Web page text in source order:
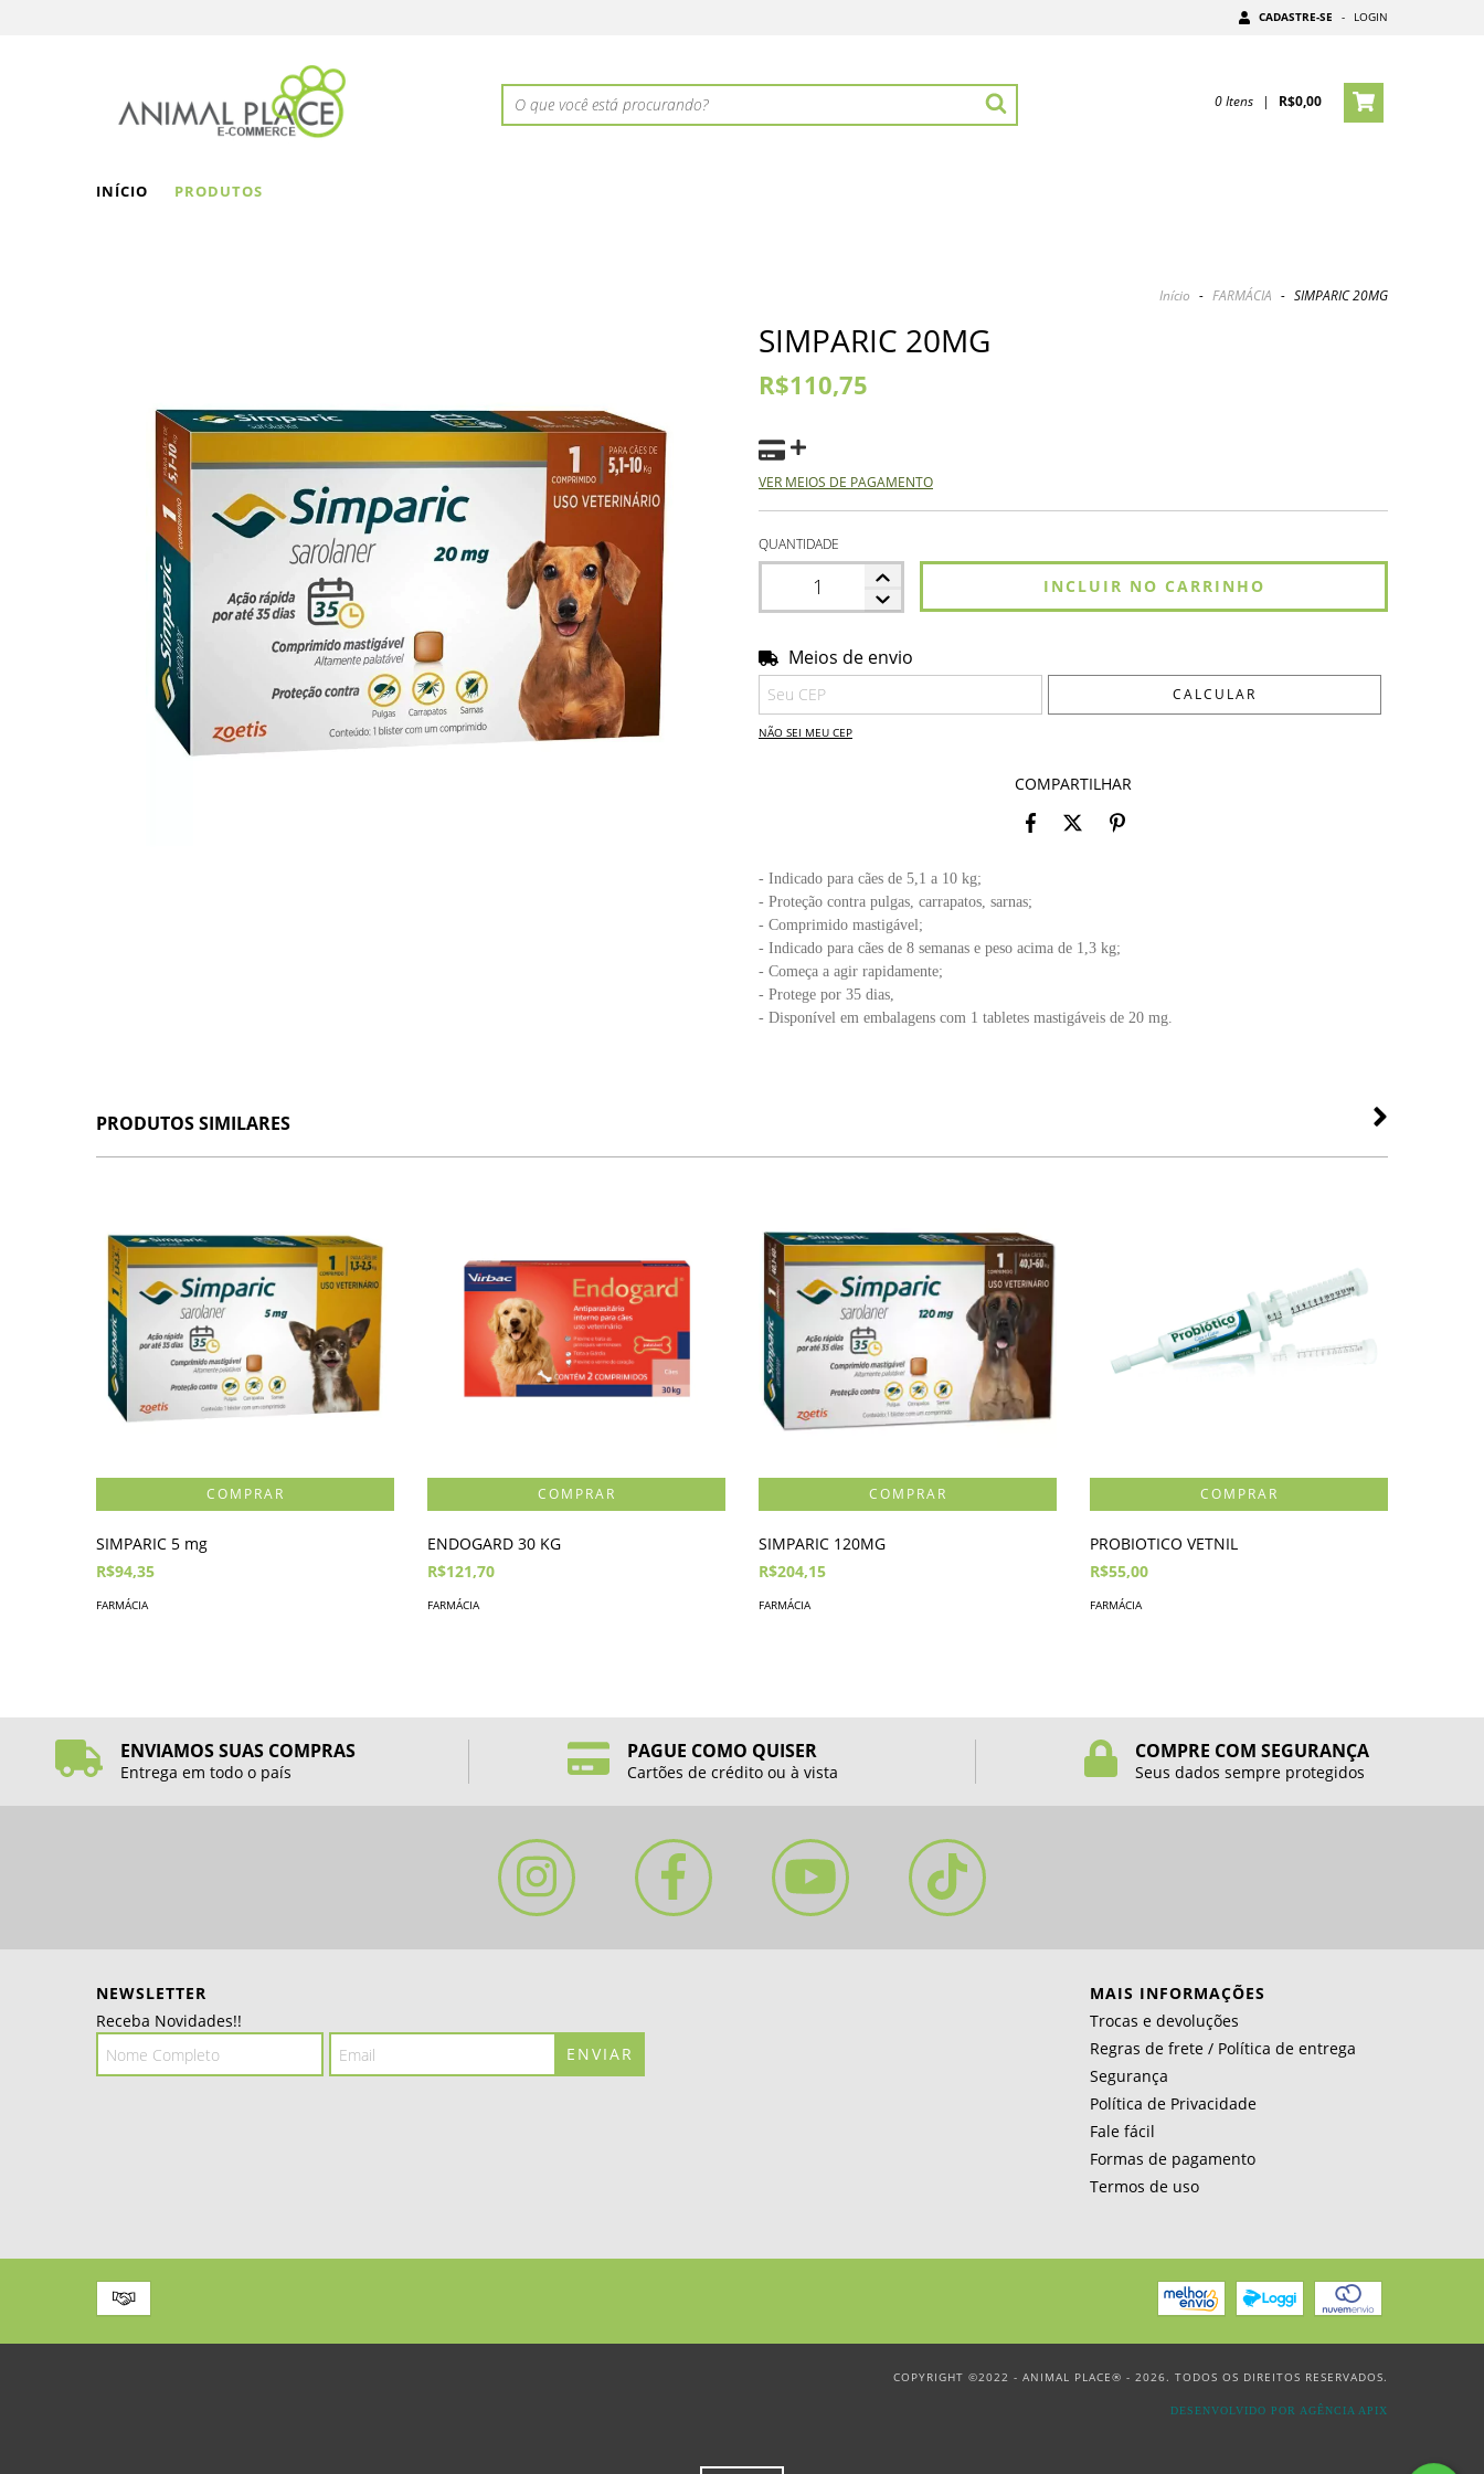
CADASTRE-SE - LOGIN
0Itens | R$0,00
INÍCIO PRODUTOS
Início - FARMÁCIA - SIMPARIC 20MG
SIMPARIC 20MG
R$110,75
VER MEIOS DE PAGAMENTO
QUANTIDADE
Entregas para o CEP:
Meios de envio
CALCULAR
NÃO SEI MEU CEP
COMPARTILHAR
- Indicado para cães de 5,1 a 10 kg;
- Proteção contra pulgas, carrapatos, sarnas;
- Comprimido mastigável;
- Indicado para cães de 8 semanas e peso acima de 1,3 kg;
- Começa a agir rapidamente;
- Protege por 35 dias,
- Disponível em embalagens com 1 tabletes mastigáveis de 20 mg.
PRODUTOS SIMILARES
SIMPARIC 5 mg
R$94,35
FARMÁCIA
ENDOGARD 30 KG
R$121,70
FARMÁCIA
SIMPARIC 120MG
R$204,15
FARMÁCIA
PROBIOTICO VETNIL
R$55,00
FARMÁCIA
ENVIAMOS SUAS COMPRAS
Entrega em todo o país
PAGUE COMO QUISER
Cartões de crédito ou à vista
COMPRE COM SEGURANÇA
Seus dados sempre protegidos
NEWSLETTER
Receba Novidades!!
MAIS INFORMAÇÕES
Trocas e devoluções
Regras de frete / Política de entrega
Segurança
Política de Privacidade
Fale fácil
Formas de pagamento
Termos de uso
COPYRIGHT ©2022 - ANIMAL PLACE® - 2026. TODOS OS DIREITOS RESERVADOS.
DESENVOLVIDO POR AGÊNCIA APIX